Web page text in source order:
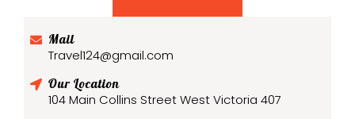
Mail
Travel124@gmail.com
Our Location
104 Main Collins Street West Victoria 407